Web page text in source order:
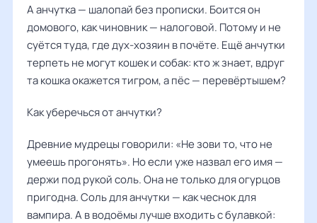
А анчутка — шалопай без прописки. Боится он
домового, как чиновник — налоговой. Потому и не
суётся туда, где дух-хозяин в почёте. Ещё анчутки
терпеть не могут кошек и собак: кто ж знает, вдруг
та кошка окажется тигром, а пёс — перевёртышем?
Как уберечься от анчутки?
Древние мудрецы говорили: «Не зови то, что не
умеешь прогонять». Но если уже назвал его имя —
держи под рукой соль. Она не только для огурцов
пригодна. Соль для анчутки — как чеснок для
вампира. А в водоёмы лучше входить с булавкой: